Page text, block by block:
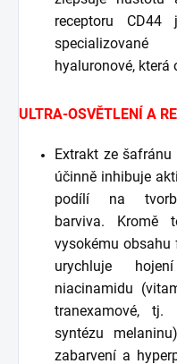
receptoru
hyaluronové, která
ULTRA-OSVĚTLENÍ A
Extrakt ze
účinně inhibuje
podílí na
barviva. Kromě
vysokému obsahu
urychluje
niacinamidu
tranexamové, tj.
syntézu
zabarvení a